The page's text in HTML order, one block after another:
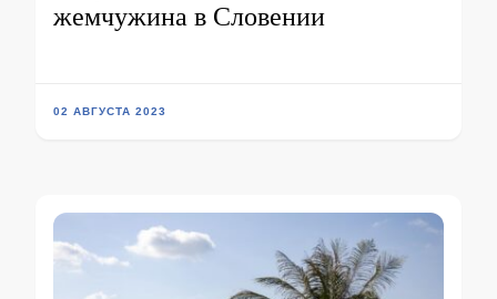
жемчужина в Словении
02 АВГУСТА 2023